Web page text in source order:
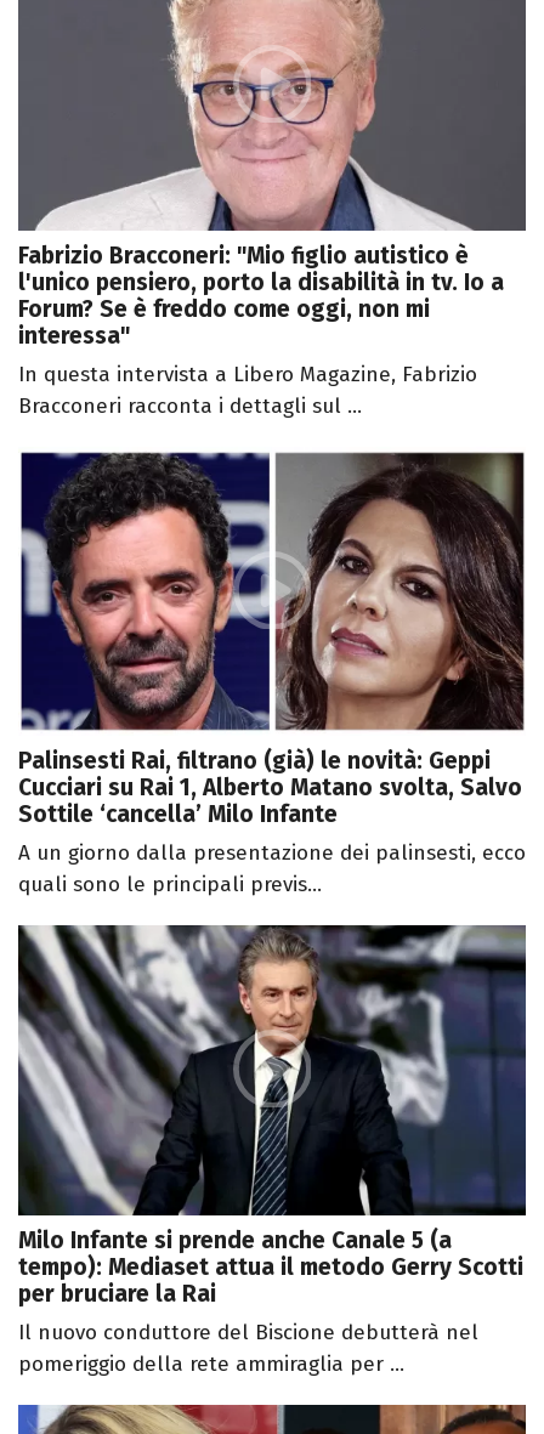
Fabrizio Bracconeri: "Mio figlio autistico è
l'unico pensiero, porto la disabilità in tv. Io a
Forum? Se è freddo come oggi, non mi
interessa"
In questa intervista a Libero Magazine, Fabrizio
Bracconeri racconta i dettagli sul ...
Palinsesti Rai, filtrano (già) le novità: Geppi
Cucciari su Rai 1, Alberto Matano svolta, Salvo
Sottile ‘cancella’ Milo Infante
A un giorno dalla presentazione dei palinsesti, ecco
quali sono le principali previs...
Milo Infante si prende anche Canale 5 (a
tempo): Mediaset attua il metodo Gerry Scotti
per bruciare la Rai
Il nuovo conduttore del Biscione debutterà nel
pomeriggio della rete ammiraglia per ...